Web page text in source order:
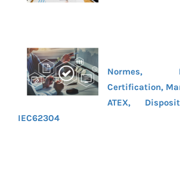
Normes,
Certification,
ATEX,
IEC62304